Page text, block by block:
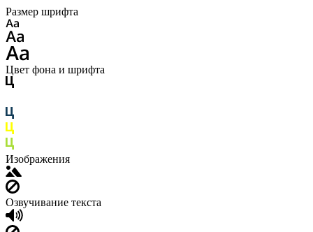
Размер шрифта
Цвет фона и шрифта
Изображения
Озвучивание текста